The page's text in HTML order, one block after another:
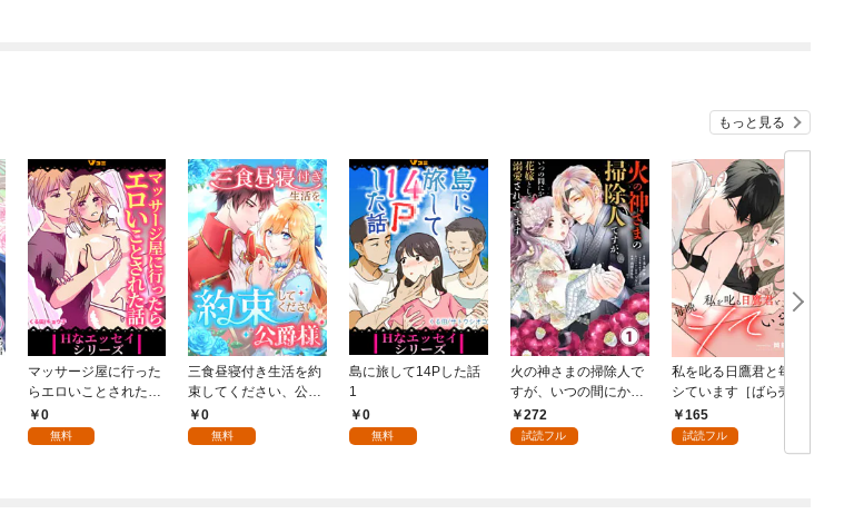
もっと見る
マッサージ屋に行った
らエロいことされた話
1 0
無料
三食昼寝付き生活を約
束してください、公爵
様 1話
0
無料
島に旅して14Pした話
1
0
無料
火の神さまの掃除人で
すが、いつの間にか花
嫁として溺愛されてい
ます【単話】（１）
272
試読フル
私を叱る日鷹君と毎晩
シています［ばら売
り］ 第1話
165
試読フル